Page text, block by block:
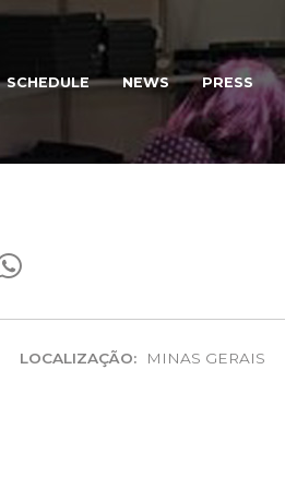
SCHEDULE NEWS PRESS
LOCALIZAÇÃO: MINAS GERAIS